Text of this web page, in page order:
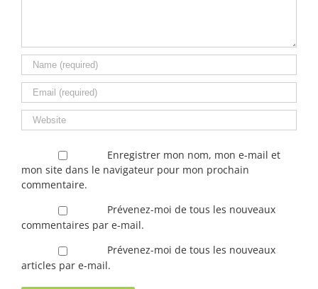
Enregistrer mon nom, mon e-mail et
mon site dans le navigateur pour mon prochain
commentaire.
Prévenez-moi de tous les nouveaux
commentaires par e-mail.
Prévenez-moi de tous les nouveaux
articles par e-mail.